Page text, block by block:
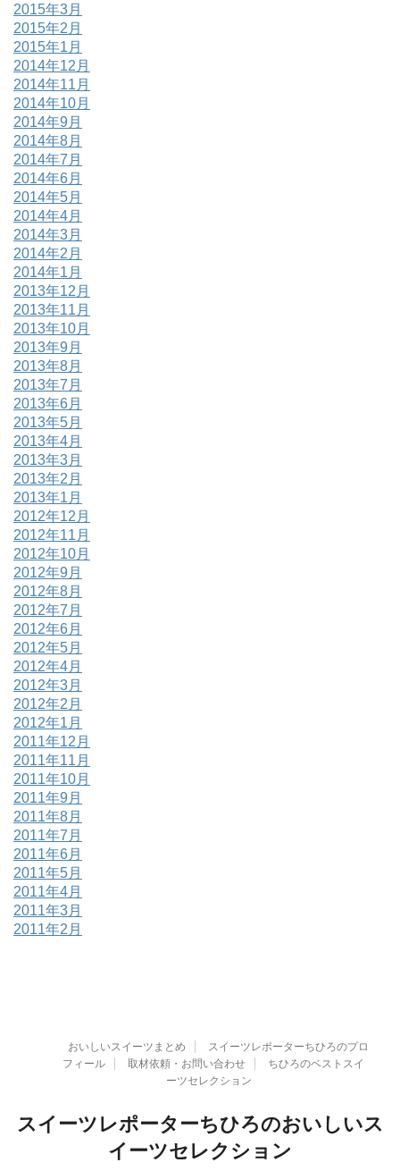
2015年3月
2015年2月
2015年1月
2014年12月
2014年11月
2014年10月
2014年9月
2014年8月
2014年7月
2014年6月
2014年5月
2014年4月
2014年3月
2014年2月
2014年1月
2013年12月
2013年11月
2013年10月
2013年9月
2013年8月
2013年7月
2013年6月
2013年5月
2013年4月
2013年3月
2013年2月
2013年1月
2012年12月
2012年11月
2012年10月
2012年9月
2012年8月
2012年7月
2012年6月
2012年5月
2012年4月
2012年3月
2012年2月
2012年1月
2011年12月
2011年11月
2011年10月
2011年9月
2011年8月
2011年7月
2011年6月
2011年5月
2011年4月
2011年3月
2011年2月
おいしいスイーツまとめ
スイーツレポーターちひろのプロ
フィール
取材依頼・お問い合わせ
ちひろのベストスイ
ーツセレクション
スイーツレポーターちひろのおいしいス
イーツセレクション